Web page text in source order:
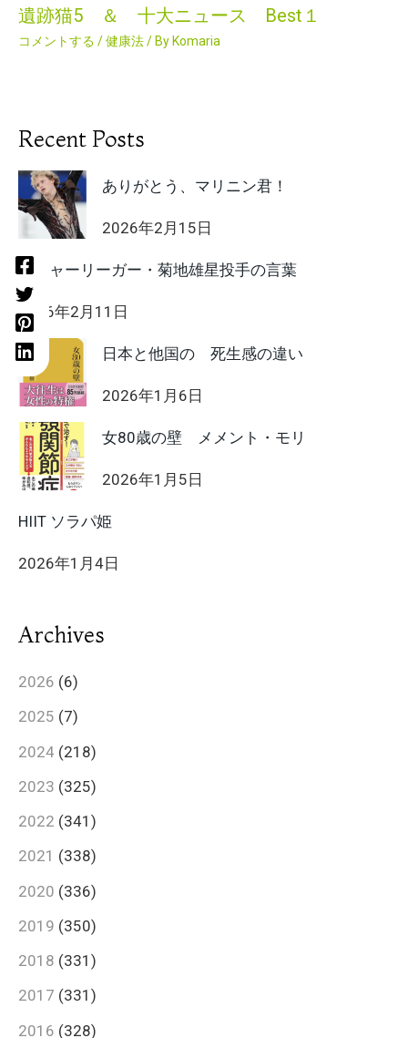
遺跡猫5 ＆ 十大ニュース Best１
コメントする /健康法/ ByKomaria
Recent Posts
ありがとう、マリニン君！
2026年2月15日
メジャーリーガー・菊地雄星投手の言葉
2026年2月11日
日本と他国の 死生感の違い
2026年1月6日
女80歳の壁 メメント・モリ
2026年1月5日
HIIT ソラパ姫
2026年1月4日
Archives
2026 (6)
2025 (7)
2024 (218)
2023 (325)
2022 (341)
2021 (338)
2020 (336)
2019 (350)
2018 (331)
2017 (331)
2016 (328)